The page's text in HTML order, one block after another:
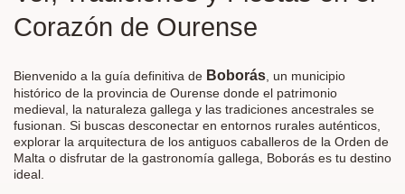
Corazón de Ourense
Bienvenido a la guía definitiva de Boborás, un municipio
histórico de la provincia de Ourense donde el patrimonio
medieval, la naturaleza gallega y las tradiciones ancestrales se
fusionan. Si buscas desconectar en entornos rurales auténticos,
explorar la arquitectura de los antiguos caballeros de la Orden de
Malta o disfrutar de la gastronomía gallega, Boborás es tu destino
ideal.